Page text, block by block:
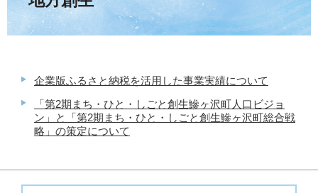
企業版ふるさと納税を活用した事業実績について
「第2期まち・ひと・しごと創生鰺ヶ沢町人口ビジョ
ン」と「第2期まち・ひと・しごと創生鰺ヶ沢町総合戦
略」の策定について